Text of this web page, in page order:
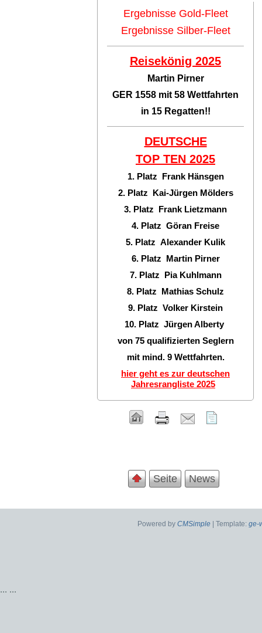
Ergebnisse Gold-Fleet
Ergebnisse Silber-Fleet
Reisekönig 2025
Martin Pirner
GER 1558 mit 58 Wettfahrten
in 15 Regatten!!
DEUTSCHE
TOP TEN 2025
1. Platz Frank Hänsgen
2. Platz Kai-Jürgen Mölders
3. Platz Frank Lietzmann
4. Platz Göran Freise
5. Platz Alexander Kulik
6. Platz Martin Pirner
7. Platz Pia Kuhlmann
8. Platz Mathias Schulz
9. Platz Volker Kirstein
10. Platz Jürgen Alberty
von 75 qualifizierten Seglern
mit mind. 9 Wettfahrten.
hier geht es zur deutschen
Jahresrangliste 2025
Seite News
Powered by CMSimple | Template: ge-
... ...